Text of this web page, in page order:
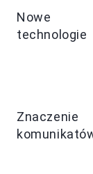
Nowe
technologie
Znaczenie